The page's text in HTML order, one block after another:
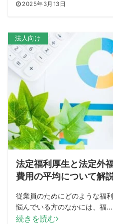
2025年3月13日
法人向け
法定福利厚生と法定外
費用の平均について解
従業員のためにどのような福
悩んでいる方のなかには、福...
続きを読む